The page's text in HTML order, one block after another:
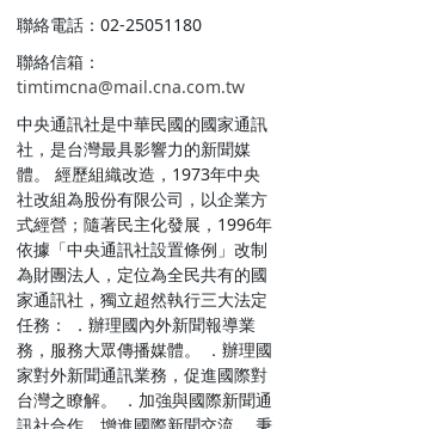
聯絡電話：02-25051180
聯絡信箱：
timtimcna@mail.cna.com.tw
中央通訊社是中華民國的國家通訊
社，是台灣最具影響力的新聞媒
體。 經歷組織改造，1973年中央
社改組為股份有限公司，以企業方
式經營；隨著民主化發展，1996年
依據「中央通訊社設置條例」改制
為財團法人，定位為全民共有的國
家通訊社，獨立超然執行三大法定
任務： ．辦理國內外新聞報導業
務，服務大眾傳播媒體。 ．辦理國
家對外新聞通訊業務，促進國際對
台灣之瞭解。 ．加強與國際新聞通